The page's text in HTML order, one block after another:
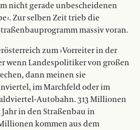
nicht gerade unbescheidenen
‹. Zur selben Zeit trieb die
massiv voran.
zum › Vorreiter in der
wenn Landespolitiker von großen
dann meinen sie
im Marchfeld oder im
Autobahn. 313 Millionen
in den Straßenbau in
kommen aus dem